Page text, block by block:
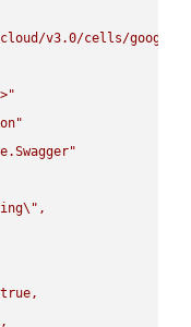
v3.0/cells/
\" ,